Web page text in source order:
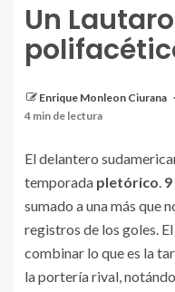
Un
Enrique Monleon Ciurana
4 min de lectura
Lautaro, en un
El delantero
temporada pletórico.
sumado a una más que
registros de los goles.
combinar lo que es la
la portería rival,